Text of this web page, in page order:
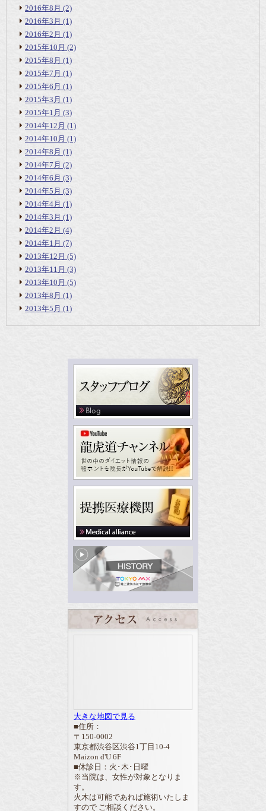
2016年8月 (2)
2016年3月 (1)
2016年2月 (1)
2015年10月 (2)
2015年8月 (1)
2015年7月 (1)
2015年6月 (1)
2015年3月 (1)
2015年1月 (3)
2014年12月 (1)
2014年10月 (1)
2014年8月 (1)
2014年7月 (2)
2014年6月 (3)
2014年5月 (3)
2014年4月 (1)
2014年3月 (1)
2014年2月 (4)
2014年1月 (7)
2013年12月 (5)
2013年11月 (3)
2013年10月 (5)
2013年8月 (1)
2013年5月 (1)
大きな地図で見る
■住所：
〒150-0002
東京都渋谷区渋谷1丁目10-4
Maizon d'U 6F
■休診日：火･木･日曜
※当院は、女性が対象となりま
す。
火木は可能であれば施術いたしま
すので ご相談ください。